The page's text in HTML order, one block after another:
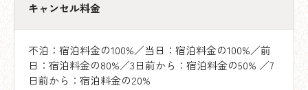
キャンセル料金
不泊：宿泊料金の100%／当日：宿泊料金の100%／前
日：宿泊料金の80%／3日前から：宿泊料金の50% ／7
日前から：宿泊料金の20%